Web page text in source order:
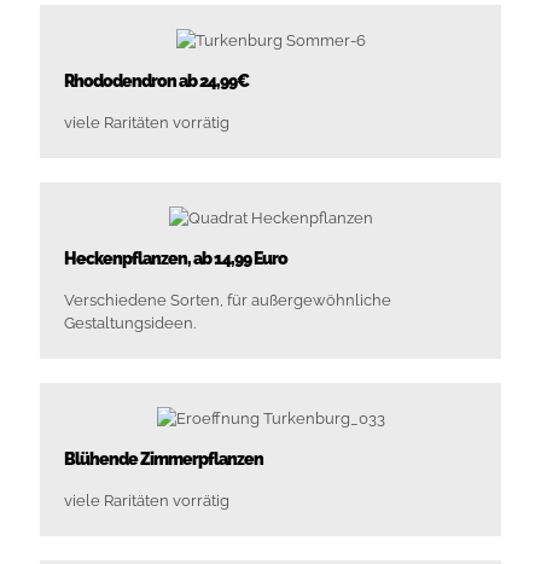
Rhododendron ab 24,99€
viele Raritäten vorrätig
Heckenpflanzen, ab 14,99 Euro
Verschiedene Sorten, für außergewöhnliche
Gestaltungsideen.
Blühende Zimmerpflanzen
viele Raritäten vorrätig